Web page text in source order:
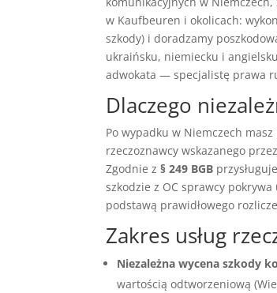
w Kaufbeuren i okolicach:
szkody) i doradzamy
ukraińsku, niemiecku i
adwokata — specjalistę prawa
Dlaczego
Po wypadku w Niemczech
rzeczoznawcy wskazanego
Zgodnie z§ 249 BGB
szkodzie z OC sprawcy
podstawą prawidłowego
Zakres usług
Niezależna wycena szkody
wartością odtworzeniową